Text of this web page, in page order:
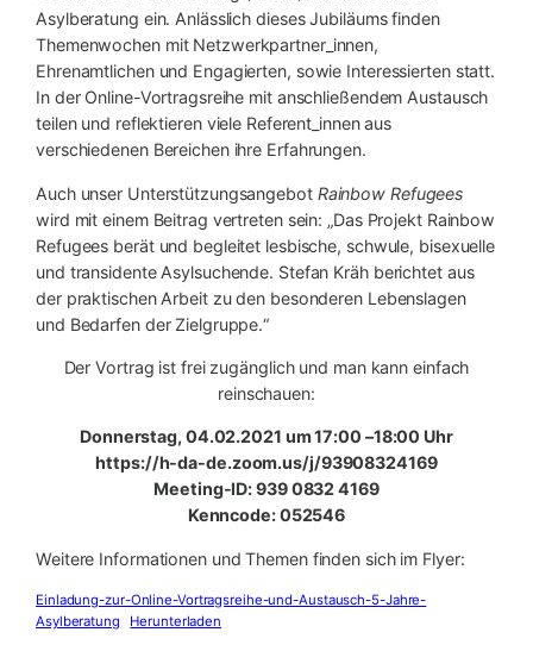
Asylberatung ein. Anlässlich dieses Jubiläums finden
Themenwochen mit Netzwerkpartner_innen,
Ehrenamtlichen und Engagierten, sowie Interessierten statt.
In der Online-Vortragsreihe mit anschließendem Austausch
teilen und reflektieren viele Referent_innen aus
verschiedenen Bereichen ihre Erfahrungen.
Auch unser Unterstützungsangebot Rainbow Refugees
wird mit einem Beitrag vertreten sein: „Das Projekt Rainbow
Refugees berät und begleitet lesbische, schwule, bisexuelle
und transidente Asylsuchende. Stefan Kräh berichtet aus
der praktischen Arbeit zu den besonderen Lebenslagen
und Bedarfen der Zielgruppe.“
Der Vortrag ist frei zugänglich und man kann einfach
reinschauen:
Donnerstag, 04.02.2021 um 17:00 –18:00 Uhr
https://h-da-de.zoom.us/j/93908324169
Meeting-ID: 939 0832 4169
Kenncode: 052546
Weitere Informationen und Themen finden sich im Flyer:
Einladung-zur-Online-Vortragsreihe-und-Austausch-5-Jahre-
Asylberatung
Herunterladen